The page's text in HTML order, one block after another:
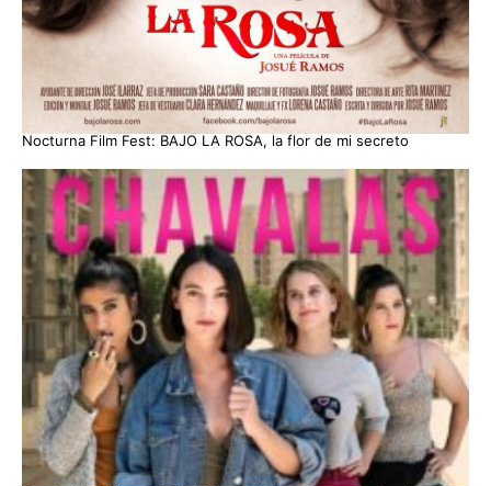
Nocturna Film Fest: BAJO LA ROSA, la flor de mi secreto